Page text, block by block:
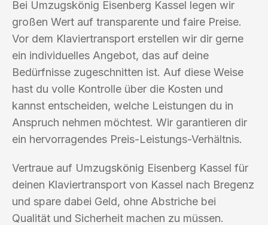
Bei Umzugskönig Eisenberg Kassel legen wir
großen Wert auf transparente und faire Preise.
Vor dem Klaviertransport erstellen wir dir gerne
ein individuelles Angebot, das auf deine
Bedürfnisse zugeschnitten ist. Auf diese Weise
hast du volle Kontrolle über die Kosten und
kannst entscheiden, welche Leistungen du in
Anspruch nehmen möchtest. Wir garantieren dir
ein hervorragendes Preis-Leistungs-Verhältnis.
Vertraue auf Umzugskönig Eisenberg Kassel für
deinen Klaviertransport von Kassel nach Bregenz
und spare dabei Geld, ohne Abstriche bei
Qualität und Sicherheit machen zu müssen.